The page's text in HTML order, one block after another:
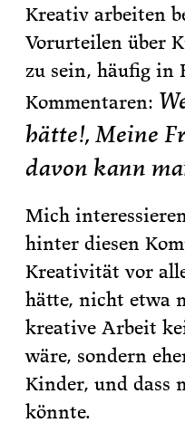
Kreativ arbeiten
Vorurteilen über
zu sein, häufig in
Kommentaren:
hätte!, Meine
davon kann
Mich
hinter diesen
Kreativität vor
hätte, nicht etwa
kreative Arbeit
wäre, sondern
Kinder, und dass
könnte.